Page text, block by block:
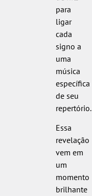
para
ligar
cada
signo a
uma
música
específica
de seu
repertório.
Essa
revelação
vem em
um
momento
brilhante